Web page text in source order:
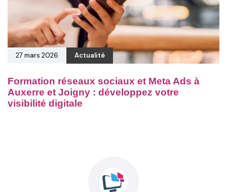
27 mars 2026 Actualité
Formation réseaux sociaux et Meta Ads à
Auxerre et Joigny : développez votre
visibilité digitale